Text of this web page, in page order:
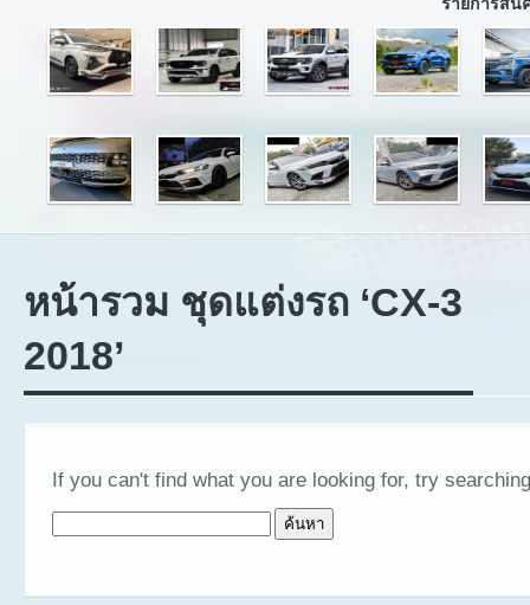
หน้ารวม ชุดแต่งรถ ‘CX-3
2018’
If you can't find what you are looking for, try